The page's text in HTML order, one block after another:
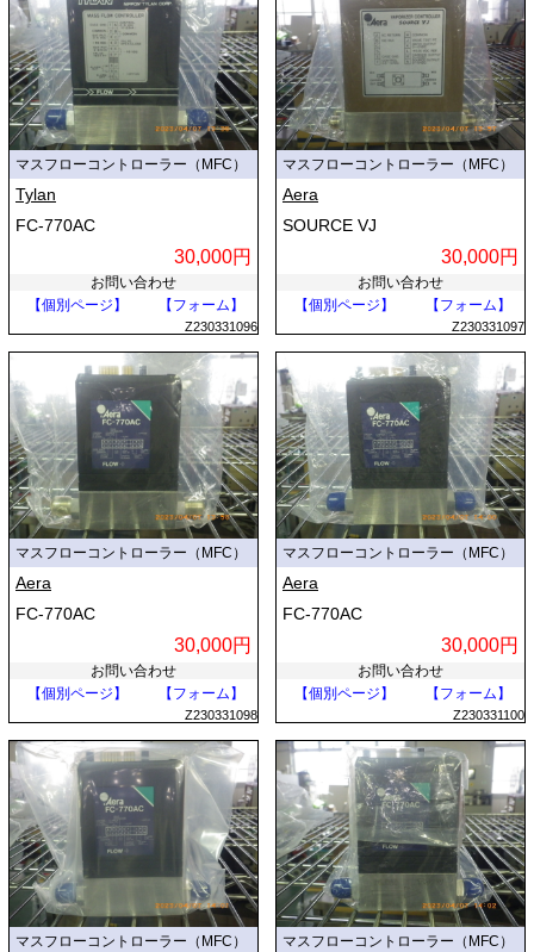
マスフローコントローラー（MFC）
Tylan
FC-770AC
30,000円
お問い合わせ
【個別ページ】
【フォーム】
Z230331096
マスフローコントローラー（MFC）
Aera
SOURCE VJ
30,000円
お問い合わせ
【個別ページ】
【フォーム】
Z230331097
マスフローコントローラー（MFC）
Aera
FC-770AC
30,000円
お問い合わせ
【個別ページ】
【フォーム】
Z230331098
マスフローコントローラー（MFC）
Aera
FC-770AC
30,000円
お問い合わせ
【個別ページ】
【フォーム】
Z230331100
マスフローコントローラー（MFC） マスフローコントローラー（MFC）